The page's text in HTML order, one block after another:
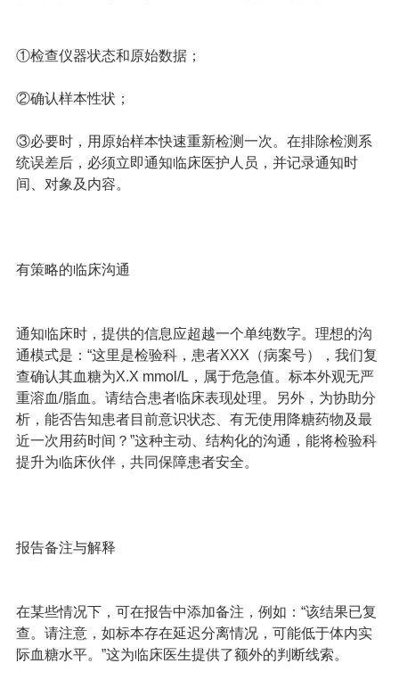
①检查仪器状态和原始数据；
②确认样本性状；
③必要时，用原始样本快速重新检测一次。在排除检测系
统误差后，必须立即通知临床医护人员，并记录通知时
间、对象及内容。
有策略的临床沟通
通知临床时，提供的信息应超越一个单纯数字。理想的沟
通模式是：“这里是检验科，患者XXX（病案号），我们复
查确认其血糖为X.X mmol/L，属于危急值。标本外观无严
重溶血/脂血。请结合患者临床表现处理。另外，为协助分
析，能否告知患者目前意识状态、有无使用降糖药物及最
近一次用药时间？”这种主动、结构化的沟通，能将检验科
提升为临床伙伴，共同保障患者安全。
报告备注与解释
在某些情况下，可在报告中添加备注，例如：“该结果已复
查。请注意，如标本存在延迟分离情况，可能低于体内实
际血糖水平。”这为临床医生提供了额外的判断线索。